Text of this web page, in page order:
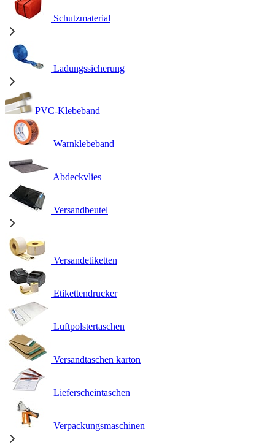
Schutzmaterial
Ladungssicherung
PVC-Klebeband
Warnklebeband
Abdeckvlies
Versandbeutel
Versandetiketten
Etikettendrucker
Luftpolstertaschen
Versandtaschen karton
Lieferscheintaschen
Verpackungsmaschinen